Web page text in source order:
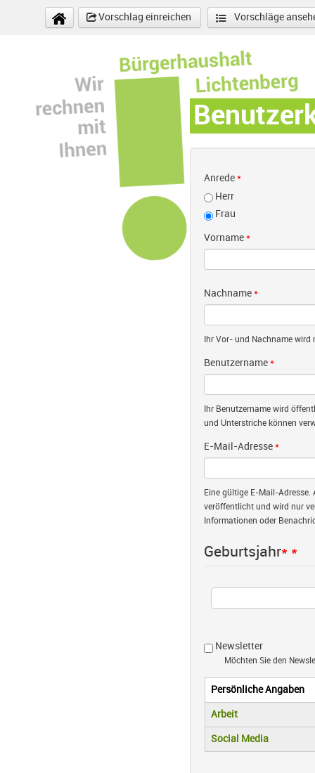
Direkt zum Inhalt
Vorschlag einreichen
Vorschläge
Anrede *
Herr
Frau
Vorname *
Nachname *
Ihr Vor- und Nachname
Benutzername *
Ihr Benutzername wird
und Unterstriche können
E-Mail-Adresse *
Eine gültige E-Mail-Adresse.
veröffentlicht und wird nur
Informationen oder
Geburtsjahr* *
Newsletter
Möchten Sie den
Vertikale
Persönliche Angaben
(aktiver Reiter)
Arbeit
Social Media